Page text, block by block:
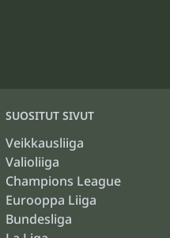
SUOSITUT SIVUT
Veikkausliiga
Valioliiga
Champions League
Eurooppa Liiga
Bundesliga